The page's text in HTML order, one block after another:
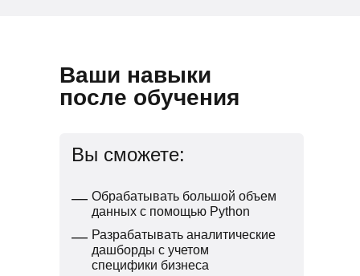
Вы сможете:
—
—
Обрабатывать большой объем
данных с помощью Python
Разрабатывать аналитические
дашборды с учетом
специфики бизнеса
Ваши навыки
после обучения